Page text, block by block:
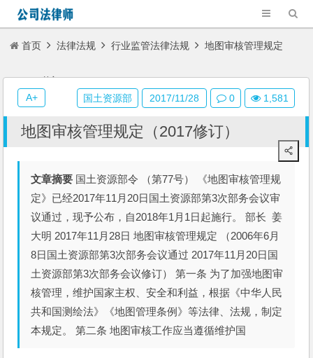
首页 法律法规 行业监管法律法规 地图审核管理规定
（2017修订）
地图审核管理规定（2017修订）
文章摘要 国土资源部令 （第77号） 《地图审核管理规
定》已经2017年11月20日国土资源部第3次部务会议审
议通过，现予公布，自2018年1月1日起施行。 部长 姜
大明 2017年11月28日 地图审核管理规定 （2006年6月
8日国土资源部第3次部务会议通过 2017年11月20日国
土资源部第3次部务会议修订） 第一条 为了加强地图审
核管理，维护国家主权、安全和利益，根据《中华人民
共和国测绘法》《地图管理条例》等法律、法规，制定
本规定。 第二条 地图审核工作应当遵循维护国
国土资源部 2017/11/28 0 1,581
A+